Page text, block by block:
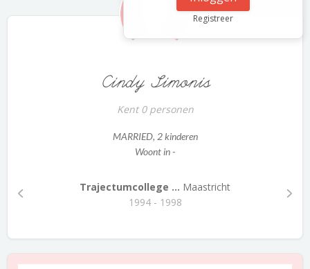
Registreer
Cindy Simonis
Kent 0 personen
MARRIED, 2 kinderen
Woont in -
Trajectumcollege ... Maastricht
1994 - 1998